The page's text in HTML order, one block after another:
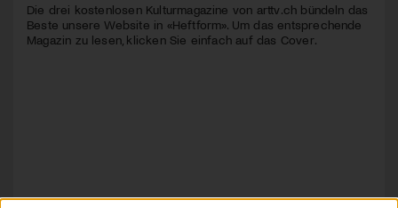
Die drei kostenlosen Kulturmagazine von arttv.ch bündeln das
Beste unsere Website in «Heftform». Um das entsprechende
Magazin zu lesen, klicken Sie einfach auf das Cover.